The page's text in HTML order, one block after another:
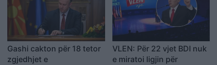
Gashi cakton për 18 tetor
zgjedhjet e
VLEN: Për 22 vjet BDI nuk
e miratoi ligjin për